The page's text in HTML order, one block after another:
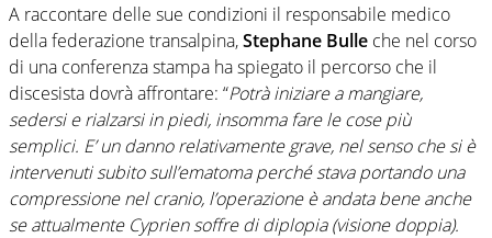
A raccontare delle sue condizioni il responsabile medico
della federazione transalpina,Stephane Bulle che nel corso
di una conferenza stampa ha spiegato il percorso che il
discesista dovrà affrontare: “Potrà iniziare a mangiare,
sedersi e rialzarsi in piedi, insomma fare le cose più
semplici. E’ un danno relativamente grave, nel senso che si è
intervenuti subito sull’ematoma perché stava portando una
compressione nel cranio, l’operazione è andata bene anche
se attualmente Cyprien soffre di diplopia (visione doppia).